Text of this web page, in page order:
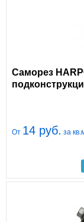
Саморез
От 14 руб. за